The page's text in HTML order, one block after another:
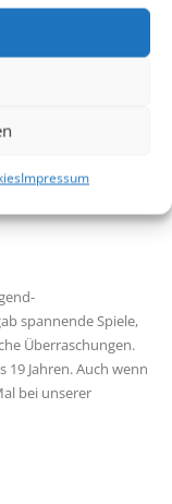
Impressum
spannende Spiele,
Überraschungen.
19 Jahren. Auch wenn
bei unserer